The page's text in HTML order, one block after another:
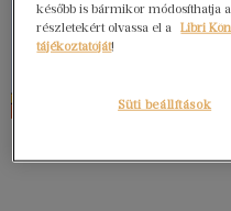
később is bármikor módosíthatja
részletekért olvassa el a
Libri
tájékoztatóját!
Süti beállítások